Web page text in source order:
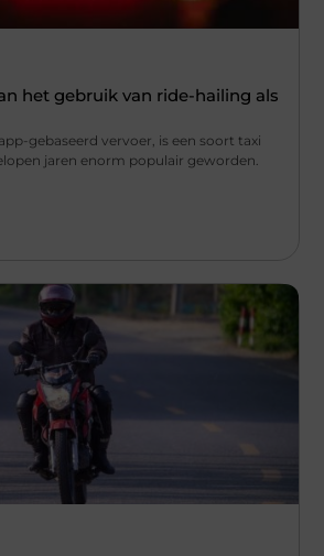
het gebruik van ride-hailing als
gebaseerd vervoer, is een soort taxi
jaren enorm populair geworden.